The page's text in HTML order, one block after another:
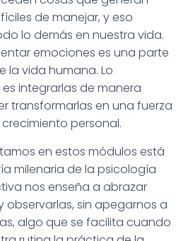
de manejar, y eso
lo demás en nuestra vida.
emociones es una parte
la vida humana. Lo
integrarlas de manera
transformarlas en una fuerza
personal.
en estos módulos está
milenaria de la psicología
nos enseña a abrazar
observarlas, sin apegarnos a
algo que se facilita cuando